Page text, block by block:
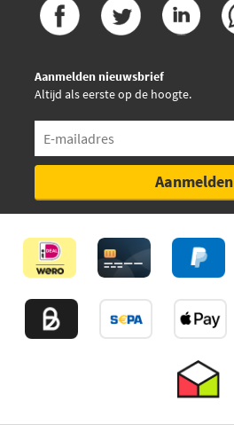
Aanmelden nieuwsbrief
Altijd als eerste op de hoogte.
Aanmelden